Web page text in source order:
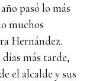
pasó lo más
muchos
Hernández.
más tarde,
el alcalde y sus